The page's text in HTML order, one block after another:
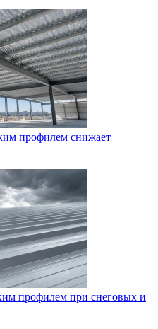
профилем снижает
профилем при снеговых и